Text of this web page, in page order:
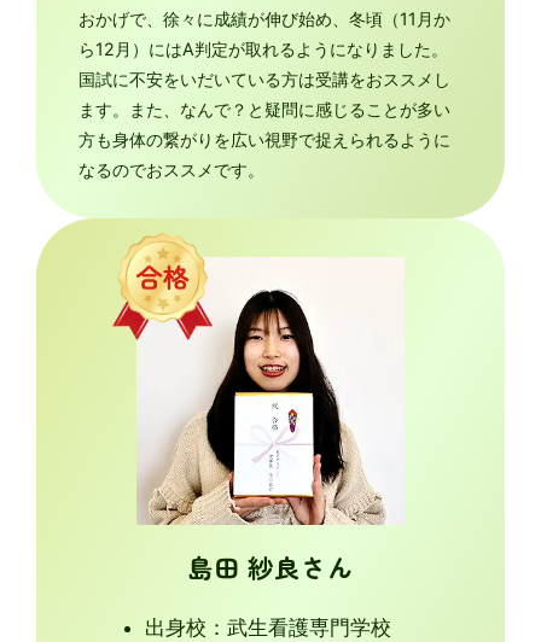
おかげで、徐々に成績が伸び始め、冬頃（11月か
ら12月）にはA判定が取れるようになりました。
国試に不安をいだいている方は受講をおススメし
ます。また、なんで？と疑問に感じることが多い
方も身体の繋がりを広い視野で捉えられるように
なるのでおススメです。
島田 紗良さん
出身校：武生看護専門学校